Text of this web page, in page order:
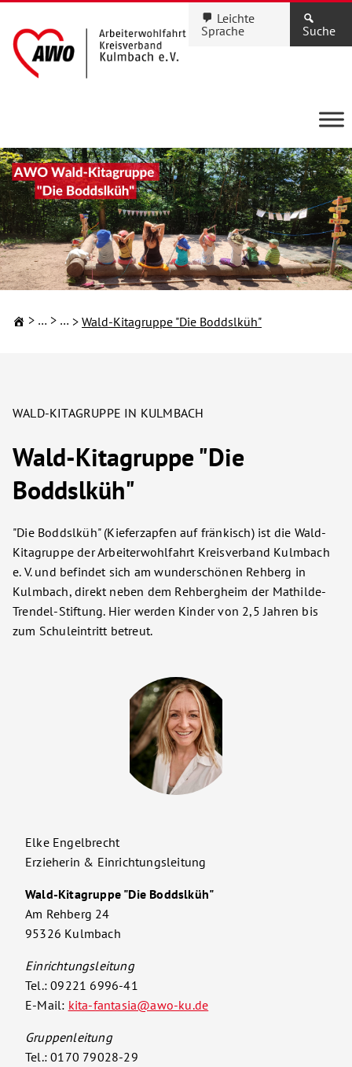
Leichte
Sprache
Suche
Kindertageseinrichtungen
Familie & Kinder
Wald-Kitagruppe "Die Boddslküh"
WALD-KITAGRUPPE IN KULMBACH
Wald-Kitagruppe "Die
Boddslküh"
"Die Boddslküh" (Kieferzapfen auf fränkisch) ist die Wald-
Kitagruppe der Arbeiterwohlfahrt Kreisverband Kulmbach
e. V. und befindet sich am wunderschönen Rehberg in
Kulmbach, direkt neben dem Rehbergheim der Mathilde-
Trendel-Stiftung. Hier werden Kinder von 2,5 Jahren bis
zum Schuleintritt betreut.
Elke Engelbrecht
Erzieherin & Einrichtungsleitung
Wald-Kitagruppe "Die Boddslküh"
Am Rehberg 24
95326 Kulmbach
Einrichtungsleitung
Tel.: 09221 6996-41
E-Mail: kita-fantasia@awo-ku.de
Gruppenleitung
Tel.: 0170 79028-29